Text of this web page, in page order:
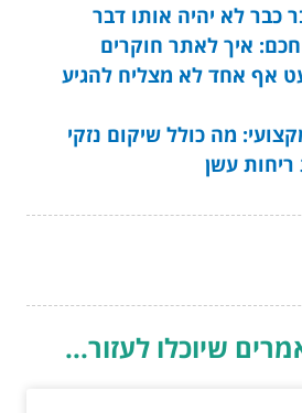
כבר לא יהיה אותו דבר
חכם: איך לאתר חוקרים
אף אחד לא מצליח להגיע
מה כולל שיקום נזקי
ריחות עשן
שיוכלו לעזור...